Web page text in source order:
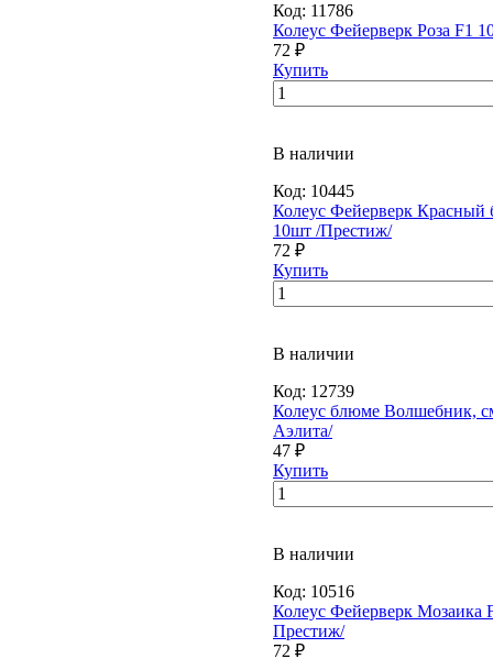
Код: 11786
Колеус Фейерверк Роза F1
72 ₽
Купить
В наличии
Код: 10445
Колеус Фейерверк Красный
10шт /Престиж/
72 ₽
Купить
В наличии
Код: 12739
Колеус блюме Волшебник,
Аэлита/
47 ₽
Купить
В наличии
Код: 10516
Колеус Фейерверк Мозаика
Престиж/
72 ₽